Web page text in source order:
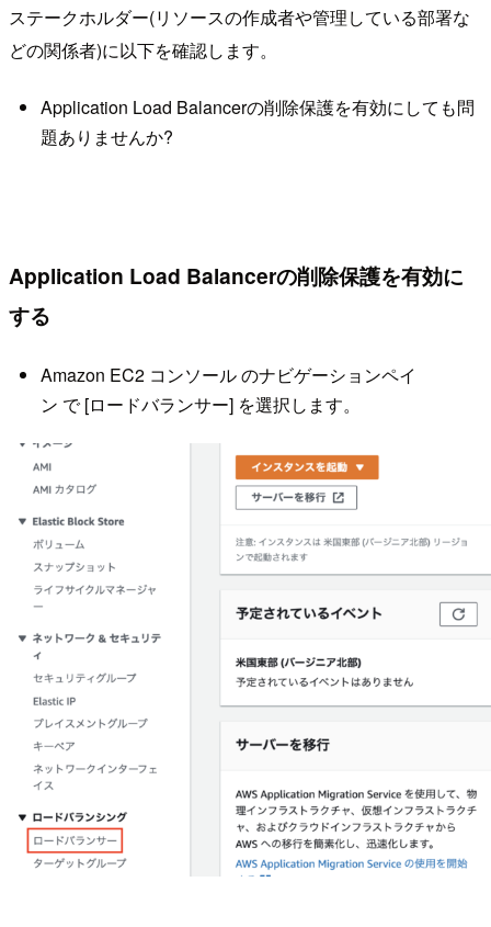
ステークホルダー(リソースの作成者や管理している部署な
どの関係者)に以下を確認します。
Application Load Balancerの削除保護を有効にしても問
題ありませんか?
Application Load Balancerの削除保護を有効に
する
Amazon EC2 コンソール のナビゲーションペイ
ン で [ロードバランサー] を選択します。